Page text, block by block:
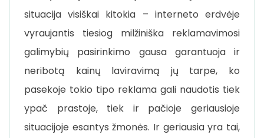
situacija visiškai kitokia – interneto erdvėje
vyraujantis tiesiog milžiniška reklamavimosi
galimybių pasirinkimo gausa garantuoja ir
neribotą kainų laviravimą jų tarpe, ko
pasekoje tokio tipo reklama gali naudotis tiek
ypač prastoje, tiek ir pačioje geriausioje
situacijoje esantys žmonės. Ir geriausia yra tai,